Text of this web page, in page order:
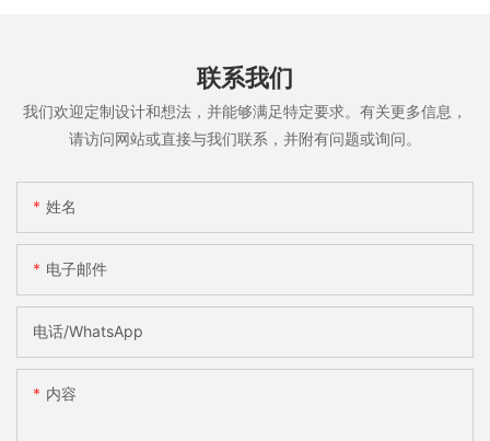
联系我们
我们欢迎定制设计和想法，并能够满足特定要求。有关更多信息，
请访问网站或直接与我们联系，并附有问题或询问。
姓名
电子邮件
电话/WhatsApp
内容